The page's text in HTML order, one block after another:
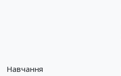
Навчання